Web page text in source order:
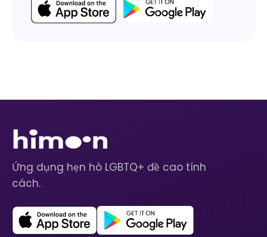
Ứng dụng hẹn hò LGBTQ+ đề cao tính
cách.